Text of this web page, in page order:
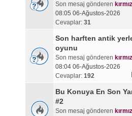
Son mesaj gönderen
08:05 06-Ağustos-2026
Cevaplar: 31
Son harften antik
oyunu
Son mesaj gönderen
08:04 06-Ağustos-2026
Cevaplar: 192
Bu Konuya En Son
#2
Son mesaj gönderen